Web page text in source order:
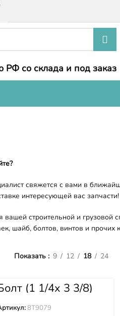
РФ со склада и под заказ
свяжется с вами в
интересующей вас запчасти!
строительной и грузовой
шайб, болтов, винтов и прочих
Показать 9 12 18 24
(1 1/4x 3 3/8)
8T9079
8T9079